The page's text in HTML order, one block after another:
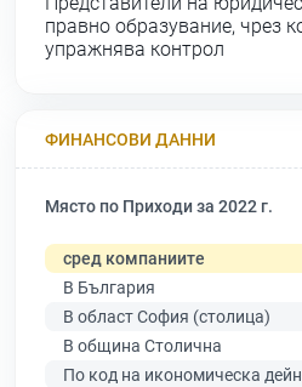
правно образувание, чрез
упражнява контрол
ФИНАНСОВИ ДАННИ
Място по Приходи за 2022 г.
сред компаниите
В България
В област София (столица)
В община Столична
По код на икономическа